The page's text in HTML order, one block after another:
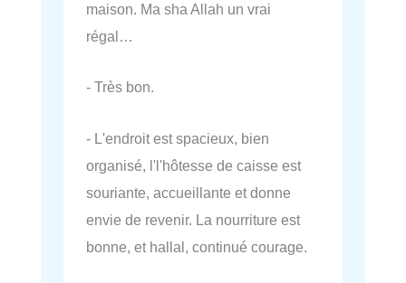
maison. Ma sha Allah un vrai
régal…
- Très bon.
- L'endroit est spacieux, bien
organisé, l'l'hôtesse de caisse est
souriante, accueillante et donne
envie de revenir. La nourriture est
bonne, et hallal, continué courage.